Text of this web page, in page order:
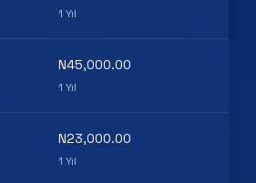
1 Yıl
N45,000.00
1 Yıl
N23,000.00
1 Yıl